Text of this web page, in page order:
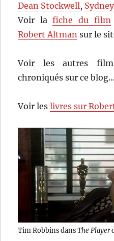
Dean Stockwell,
Voir lafiche du film
Robert Altman sur le
Voir les autres
chroniqués sur ce blog…
Voir leslivres sur
Tim Robbins dansThe Player